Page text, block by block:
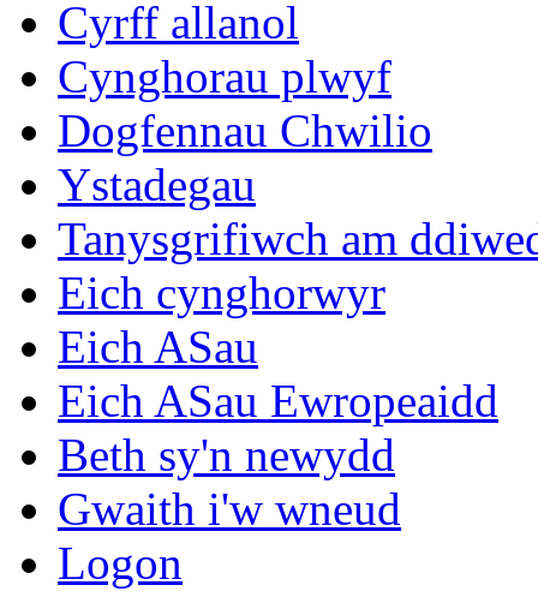
Cyrff allanol
Cynghorau plwyf
Dogfennau Chwilio
Ystadegau
Tanysgrifiwch am
Eich cynghorwyr
Eich ASau
Eich ASau Ewropeaidd
Beth sy'n newydd
Gwaith i'w wneud
Logon